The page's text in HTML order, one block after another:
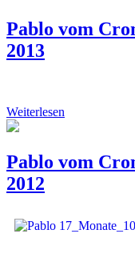
Pablo vom
2013
Weiterlesen
Pablo vom
2012